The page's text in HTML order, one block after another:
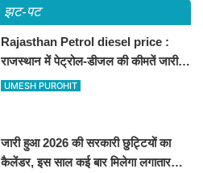
झट-पट
Rajasthan Petrol diesel price :
राजस्थान में पेट्रोल-डीजल की कीमतें जारी,
जानिए बीकानेर समेत पुरे प्रदेश में नए रेट
UMESH PUROHIT
जारी हुआ 2026 की सरकारी छुट्टियों का
कैलेंडर, इस साल कई बार मिलेगा लगातार